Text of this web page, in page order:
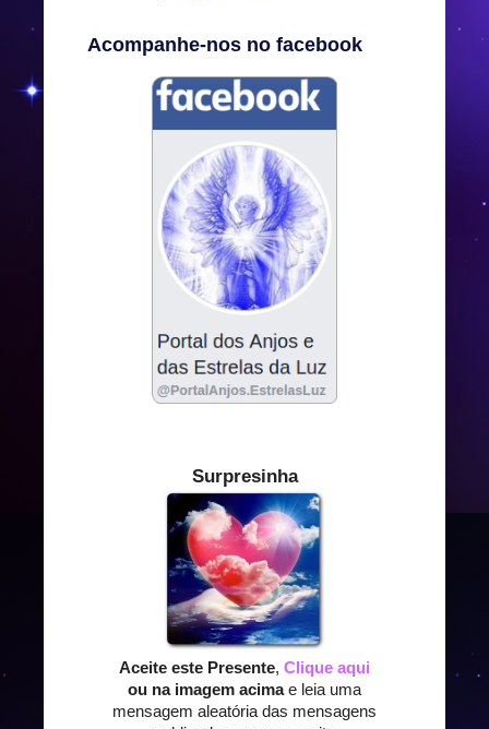
Acompanhe-nos no facebook
Surpresinha
Aceite este Presente, Clique aqui
ou na imagem acima e leia uma
mensagem aleatória das mensagens